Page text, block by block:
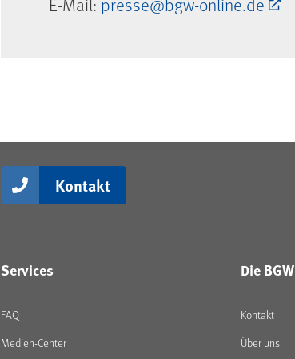
Kontakt
Services
FAQ
Medien-Center
Die BGW
Kontakt
Über uns